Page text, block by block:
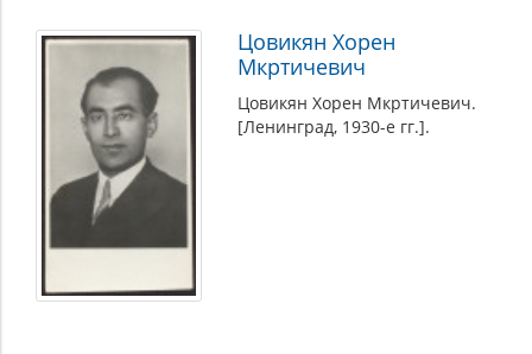
Цовикян Хорен
Мкртичевич
Цовикян Хорен Мкртичевич.
[Ленинград, 1930-е гг.].